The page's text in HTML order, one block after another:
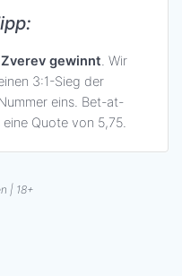
gewinnt. Wir
3:1-Sieg der
eins. Bet-at-
Quote von 5,75.
| 18+